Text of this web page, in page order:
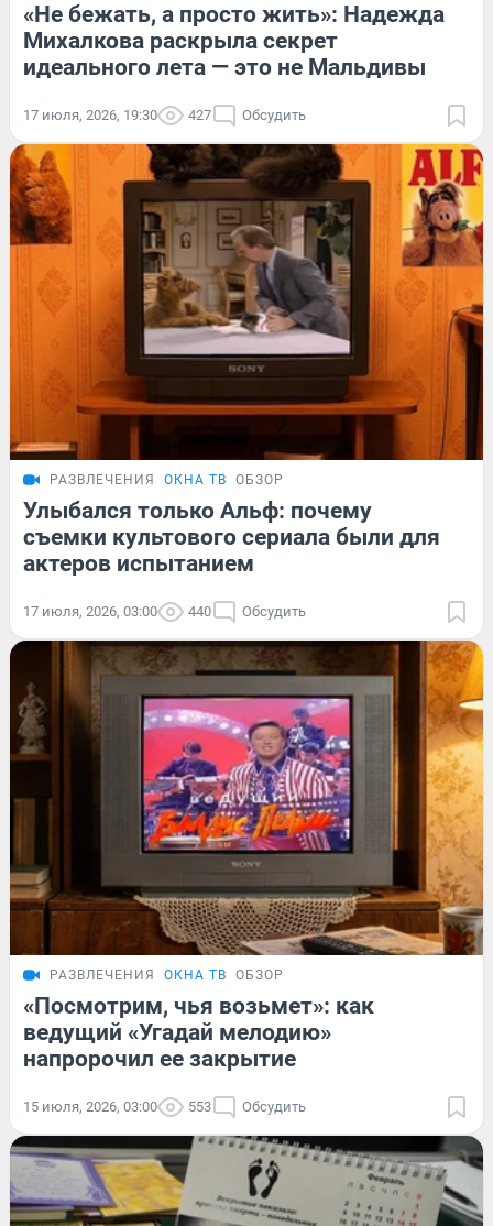
«Не бежать, а просто жить»: Надежда
Михалкова раскрыла секрет
идеального лета — это не Мальдивы
17 июля, 2026, 19:30 427 Обсудить
РАЗВЛЕЧЕНИЯ ОКНА ТВ ОБЗОР
Улыбался только Альф: почему
съемки культового сериала были для
актеров испытанием
17 июля, 2026, 03:00 440 Обсудить
РАЗВЛЕЧЕНИЯ ОКНА ТВ ОБЗОР
«Посмотрим, чья возьмет»: как
ведущий «Угадай мелодию»
напророчил ее закрытие
15 июля, 2026, 03:00 553 Обсудить